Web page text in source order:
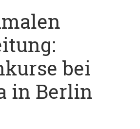
bei
in Berlin